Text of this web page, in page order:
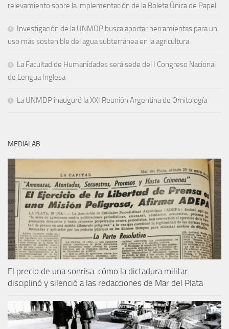
relevamiento sobre la implementación de la Boleta Única de Papel
Investigación de la UNMDP busca aportar herramientas para un
uso más sostenible del agua subterránea en la agricultura
La Facultad de Humanidades será sede del I Congreso Nacional
de Lengua Inglesa
La UNMDP inauguró la XXI Reunión Argentina de Ornitología
MEDIALAB
El precio de una sonrisa: cómo la dictadura militar
disciplinó y silenció a las redacciones de Mar del Plata